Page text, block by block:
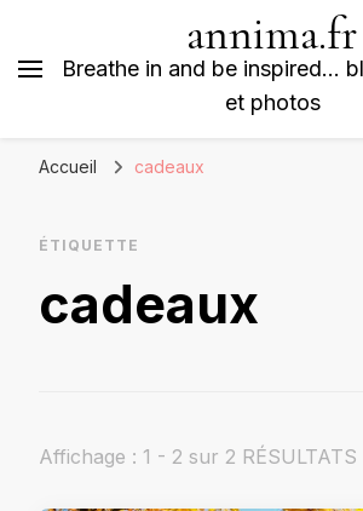
annima.fr
Breathe in and be inspired…
et photos
Accueil cadeaux
ÉTIQUETTE
cadeaux
Affichage : 1 - 2 sur 2 RÉSULTATS